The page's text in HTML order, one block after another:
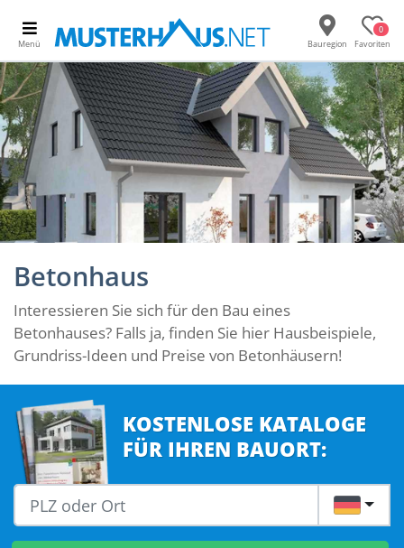
Menü Bauregion
0
Favoriten
Betonhaus
Interessieren Sie sich für den Bau eines
Betonhauses? Falls ja, finden Sie hier Hausbeispiele,
Grundriss-Ideen und Preise von Betonhäusern!
KOSTENLOSE KATALOGE
FÜR IHREN BAUORT:
DE